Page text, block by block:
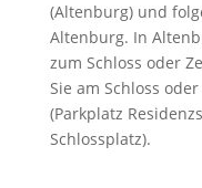
(Altenburg) und
Altenburg. In
zum Schloss oder
Sie am Schloss
(Parkplatz
Schlossplatz).